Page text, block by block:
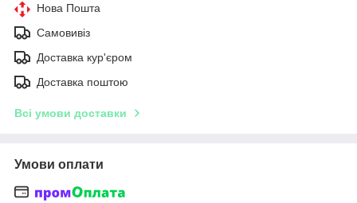
Нова Пошта
Самовивіз
Доставка кур'єром
Доставка поштою
Всі умови доставки
Умови оплати